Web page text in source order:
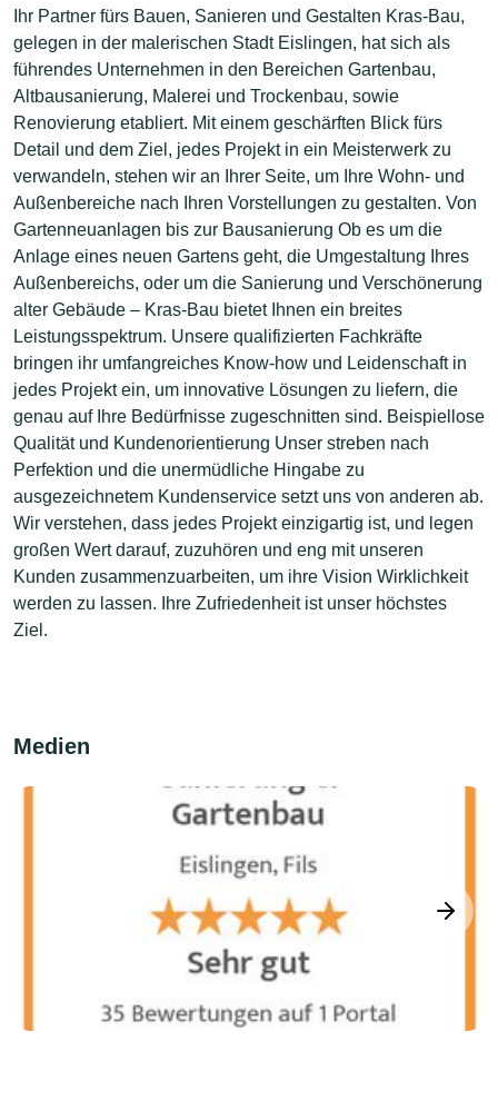
Ihr Partner fürs Bauen, Sanieren und Gestalten Kras-Bau,
gelegen in der malerischen Stadt Eislingen, hat sich als
führendes Unternehmen in den Bereichen Gartenbau,
Altbausanierung, Malerei und Trockenbau, sowie
Renovierung etabliert. Mit einem geschärften Blick fürs
Detail und dem Ziel, jedes Projekt in ein Meisterwerk zu
verwandeln, stehen wir an Ihrer Seite, um Ihre Wohn- und
Außenbereiche nach Ihren Vorstellungen zu gestalten. Von
Gartenneuanlagen bis zur Bausanierung Ob es um die
Anlage eines neuen Gartens geht, die Umgestaltung Ihres
Außenbereichs, oder um die Sanierung und Verschönerung
alter Gebäude – Kras-Bau bietet Ihnen ein breites
Leistungsspektrum. Unsere qualifizierten Fachkräfte
bringen ihr umfangreiches Know-how und Leidenschaft in
jedes Projekt ein, um innovative Lösungen zu liefern, die
genau auf Ihre Bedürfnisse zugeschnitten sind. Beispiellose
Qualität und Kundenorientierung Unser streben nach
Perfektion und die unermüdliche Hingabe zu
ausgezeichnetem Kundenservice setzt uns von anderen ab.
Wir verstehen, dass jedes Projekt einzigartig ist, und legen
großen Wert darauf, zuzuhören und eng mit unseren
Kunden zusammenzuarbeiten, um ihre Vision Wirklichkeit
werden zu lassen. Ihre Zufriedenheit ist unser höchstes
Ziel.
Medien
next